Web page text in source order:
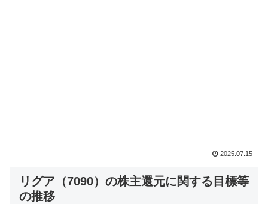
2025.07.15
リグア（7090）の株主還元に関する目標等
の推移